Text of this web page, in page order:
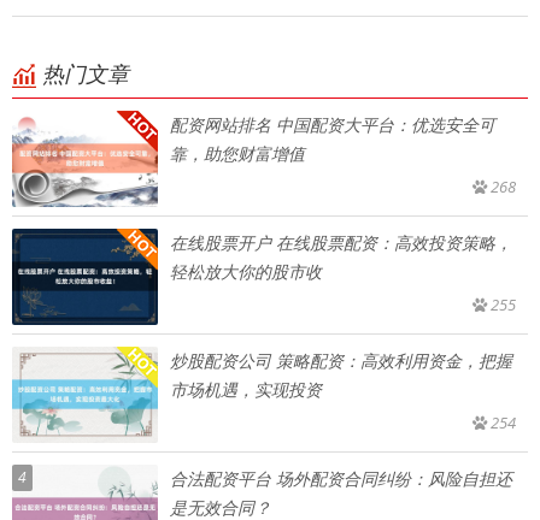
热门文章
配资网站排名 中国配资大平台：优选安全可
靠，助您财富增值
268
在线股票开户 在线股票配资：高效投资策略，
轻松放大你的股市收
255
炒股配资公司 策略配资：高效利用资金，把握
市场机遇，实现投资
254
4
合法配资平台 场外配资合同纠纷：风险自担还
是无效合同？